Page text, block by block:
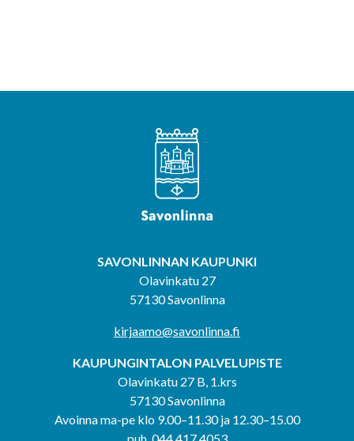
SAVONLINNAN KAUPUNKI
Olavinkatu 27
57130 Savonlinna
kirjaamo@savonlinna.fi
KAUPUNGINTALON PALVELUPISTE
Olavinkatu 27 B, 1.krs
57130 Savonlinna
Avoinna ma-pe klo 9.00–11.30 ja 12.30–15.00